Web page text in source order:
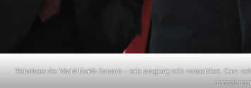
Teilnehmer des World Health Summit – teils neugierig teils verunsichert. Ganz
deutsch-